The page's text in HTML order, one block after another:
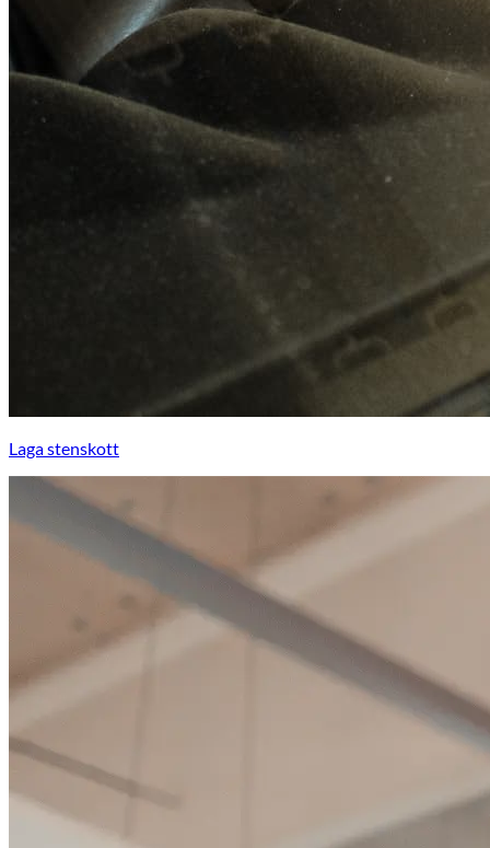
Laga stenskott